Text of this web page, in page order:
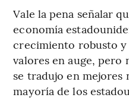
Vale la pena señalar
economía
crecimiento robusto
valores en auge, pero
se tradujo en mejores
mayoría de los